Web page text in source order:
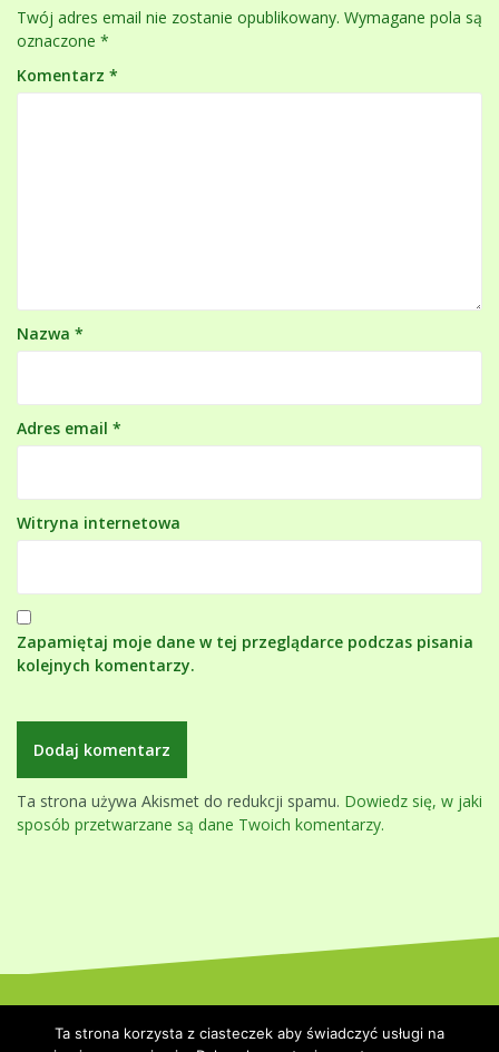
Twój adres email nie zostanie opublikowany. Wymagane pola są
oznaczone *
Komentarz *
Nazwa *
Adres email *
Witryna internetowa
Zapamiętaj moje dane w tej przeglądarce podczas pisania
kolejnych komentarzy.
Ta strona używa Akismet do redukcji spamu. Dowiedz się, w jaki
sposób przetwarzane są dane Twoich komentarzy.
Themeisle.
Ta strona korzysta z ciasteczek aby świadczyć usługi na